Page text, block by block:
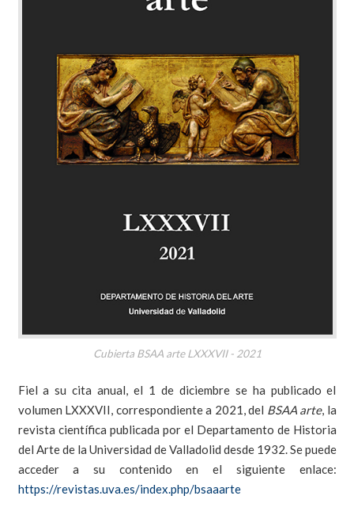
Cubierta BSAA arte LXXXVII - 2021
Fiel a su cita anual, el 1 de diciembre se ha publicado el
volumen LXXXVII, correspondiente a 2021, del BSAA arte, la
revista científica publicada por el Departamento de Historia
del Arte de la Universidad de Valladolid desde 1932. Se puede
acceder a su contenido en el siguiente enlace:
https://revistas.uva.es/index.php/bsaaarte